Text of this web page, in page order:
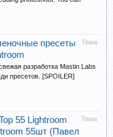
Тема
пресеты
разработка Mastin Labs
пресетов. [SPOILER]
Тема
55 Lightroom
55шт (Павел